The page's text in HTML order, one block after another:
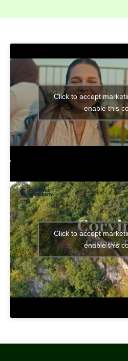
Click to accept
enable this
Click to accept
enable this